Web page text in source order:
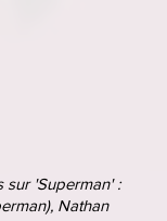
sur 'Superman' :
Nathan